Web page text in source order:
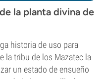
la planta divina de
historia de uso para
la tribu de los Mazatec la
un estado de ensueño